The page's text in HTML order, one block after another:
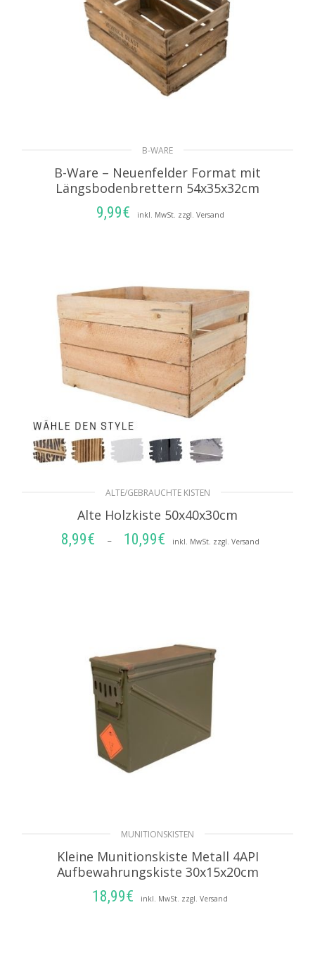
B-WARE
B-Ware – Neuenfelder Format mit
Längsbodenbrettern 54x35x32cm
9,99€ inkl. MwSt. zzgl. Versand
ALTE/GEBRAUCHTE KISTEN
Alte Holzkiste 50x40x30cm
8,99€ – 10,99€
Preisspanne:
inkl. MwSt. zzgl. Versand
MUNITIONSKISTEN
Kleine Munitionskiste Metall 4API
Aufbewahrungskiste 30x15x20cm
18,99€ inkl. MwSt. zzgl. Versand